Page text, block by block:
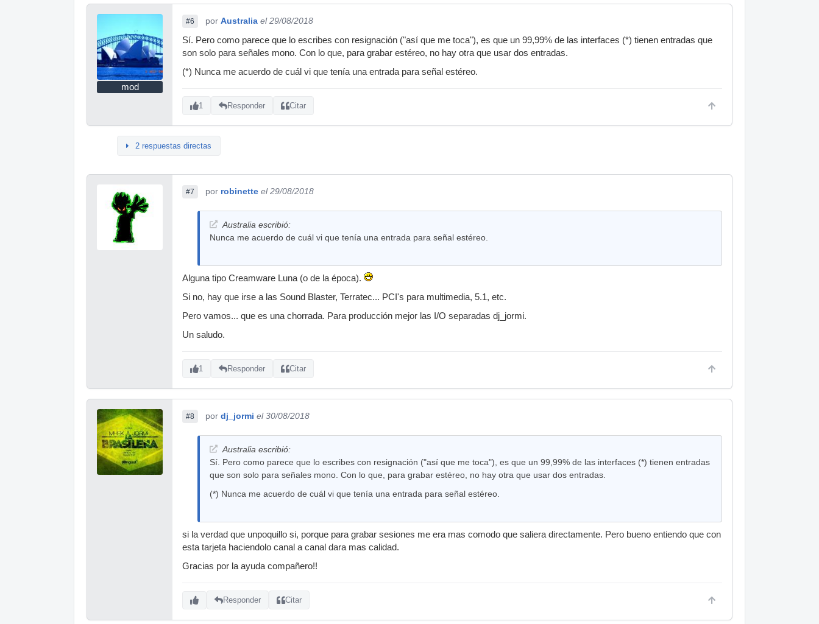
mod
#6 por Australia el 29/08/2018
Sí. Pero como parece que lo escribes con resignación ("así que me toca"), es que un 99,99% de las interfaces (*) tienen entradas que
son solo para señales mono. Con lo que, para grabar estéreo, no hay otra que usar dos entradas.
(*) Nunca me acuerdo de cuál vi que tenía una entrada para señal estéreo.
1 Responder Citar
2 respuestas directas
#7 por robinette el 29/08/2018
Australia escribió:
Nunca me acuerdo de cuál vi que tenía una entrada para señal estéreo.
Alguna tipo Creamware Luna (o de la época).
Si no, hay que irse a las Sound Blaster, Terratec... PCI's para multimedia, 5.1, etc.
Pero vamos... que es una chorrada. Para producción mejor las I/O separadas dj_jormi.
Un saludo.
1 Responder Citar
#8 por dj_jormi el 30/08/2018
Australia escribió:
Sí. Pero como parece que lo escribes con resignación ("así que me toca"), es que un 99,99% de las interfaces (*) tienen entradas
que son solo para señales mono. Con lo que, para grabar estéreo, no hay otra que usar dos entradas.
(*) Nunca me acuerdo de cuál vi que tenía una entrada para señal estéreo.
si la verdad que unpoquillo si, porque para grabar sesiones me era mas comodo que saliera directamente. Pero bueno entiendo que con
esta tarjeta haciendolo canal a canal dara mas calidad.
Gracias por la ayuda compañero!!
Responder Citar